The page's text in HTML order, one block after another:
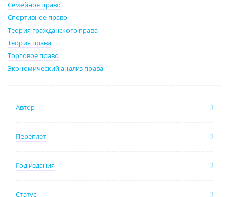
Семейное право
Спортивное право
Теория гражданского права
Теория права
Торговое право
Экономический анализ права
Автор
Переплет
Год издания
Статус